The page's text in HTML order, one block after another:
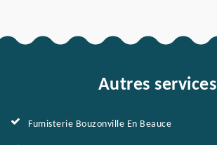
Autres services
Fumisterie Bouzonville En Beauce